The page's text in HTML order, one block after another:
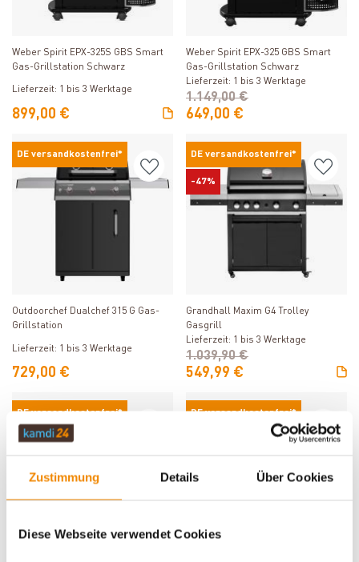
Zustimmung Details Über Cookies
Diese Webseite verwendet Cookies
Produkt ansehen
Weber Spirit EPX-325S GBS Smart
Gas-Grillstation Schwarz
Lieferzeit: 1 bis 3 Werktage
899,00 €
Produkt ansehen
Weber Spirit EPX-325 GBS Smart
Gas-Grillstation Schwarz
Lieferzeit: 1 bis 3 Werktage
649,00 €
1.149,00 €
DE versandkostenfrei*
Produkt ansehen
Outdoorchef Dualchef 315 G Gas-
Grillstation
Lieferzeit: 1 bis 3 Werktage
729,00 €
DE versandkostenfrei*
-47%
Grandhall Maxim G4 Trolley
Gasgrill
Lieferzeit: 1 bis 3 Werktage
549,99 €
1.039,90 €
DE versandkostenfrei*
-17%
Produkt ansehen
DE versandkostenfrei*